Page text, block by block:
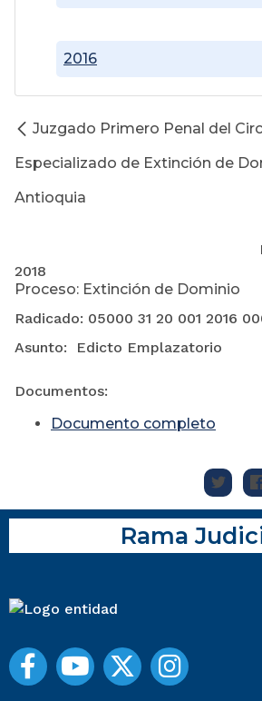
2016
Juzgado Primero Penal del
Especializado de Extinción de
Antioquia
Mayo 31
2018
Proceso: Extinción de Dominio
Radicado: 05000 31 20 001 2016
Asunto: Edicto
Documentos:
Documento completo
Rama